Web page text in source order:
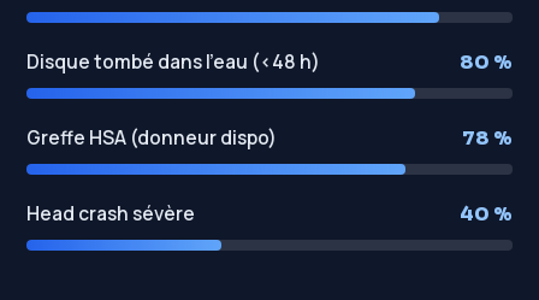
Disque tombé dans l'eau (<48 h) 80 %
Greffe HSA (donneur dispo) 78 %
Head crash sévère 40 %